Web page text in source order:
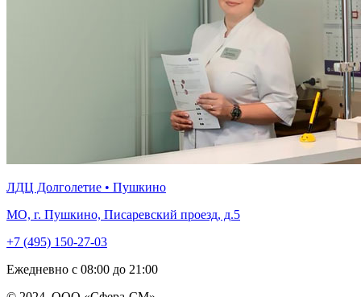
ЛДЦ Долголетие • Пушкино
МО, г. Пушкино, Писаревский проезд, д.5
+7 (495) 150-27-03
Ежедневно с 08:00 до 21:00